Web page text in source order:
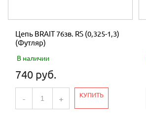
Цепь BRAIT 76зв. RS (0,325-1,3)
(Футляр)
В наличии
740 руб.
- + КУПИТЬ